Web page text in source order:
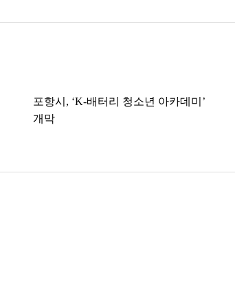
포항시, ‘K-배터리 청소년 아카데미’
개막